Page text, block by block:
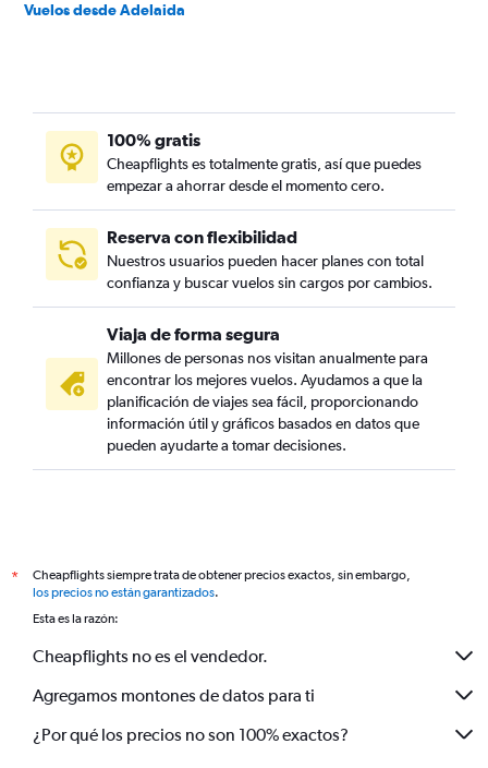
Vuelos desde Adelaida
100% gratis
Cheapflights es totalmente gratis, así que puedes
empezar a ahorrar desde el momento cero.
Reserva con flexibilidad
Nuestros usuarios pueden hacer planes con total
confianza y buscar vuelos sin cargos por cambios.
Viaja de forma segura
Millones de personas nos visitan anualmente para
encontrar los mejores vuelos. Ayudamos a que la
planificación de viajes sea fácil, proporcionando
información útil y gráficos basados en datos que
pueden ayudarte a tomar decisiones.
*
Cheapflights siempre trata de obtener precios exactos, sin embargo,
los precios no están garantizados.
Esta es la razón:
Cheapflights no es el vendedor.
Agregamos montones de datos para ti
¿Por qué los precios no son 100% exactos?